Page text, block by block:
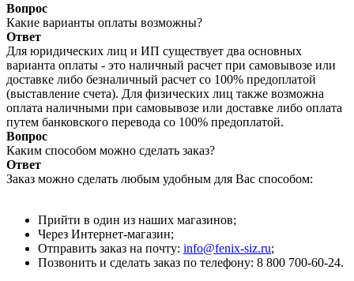
Вопрос
Какие варианты оплаты возможны?
Ответ
Для юридических лиц и ИП существует два основных
варианта оплаты - это наличный расчет при самовывозе или
доставке либо безналичный расчет со 100% предоплатой
(выставление счета). Для физических лиц также возможна
оплата наличными при самовывозе или доставке либо оплата
путем банковского перевода со 100% предоплатой.
Вопрос
Каким способом можно сделать заказ?
Ответ
Заказ можно сделать любым удобным для Вас способом:
Прийти в один из наших магазинов;
Через Интернет-магазин;
Отправить заказ на почту: info@fenix-siz.ru;
Позвонить и сделать заказ по телефону: 8 800 700-60-24.